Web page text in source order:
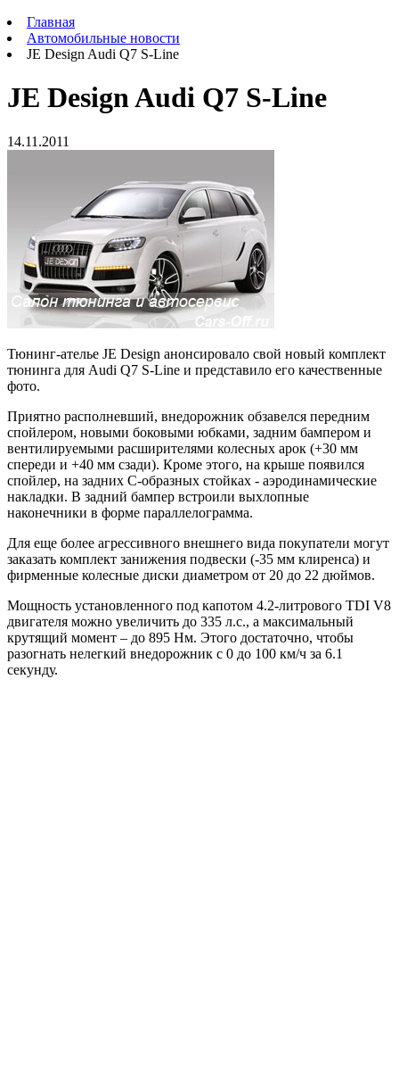
Главная
Автомобильные новости
JE Design Audi Q7 S-Line
JE Design Audi Q7 S-Line
14.11.2011
Тюнинг-ателье JE Design анонсировало свой новый комплект
тюнинга для Audi Q7 S-Line и представило его качественные
фото.
Приятно располневший, внедорожник обзавелся передним
спойлером, новыми боковыми юбками, задним бампером и
вентилируемыми расширителями колесных арок (+30 мм
спереди и +40 мм сзади). Кроме этого, на крыше появился
спойлер, на задних С-образных стойках - аэродинамические
накладки. В задний бампер встроили выхлопные
наконечники в форме параллелограмма.
Для еще более агрессивного внешнего вида покупатели могут
заказать комплект занижения подвески (-35 мм клиренса) и
фирменные колесные диски диаметром от 20 до 22 дюймов.
Мощность установленного под капотом 4.2-литрового TDI V8
двигателя можно увеличить до 335 л.с., а максимальный
крутящий момент – до 895 Нм. Этого достаточно, чтобы
разогнать нелегкий внедорожник с 0 до 100 км/ч за 6.1
секунду.